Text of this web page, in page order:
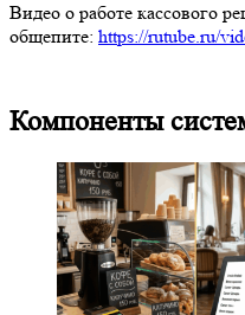
Видео о работе кассового
общепите: https://rutube.ru/
Компоненты